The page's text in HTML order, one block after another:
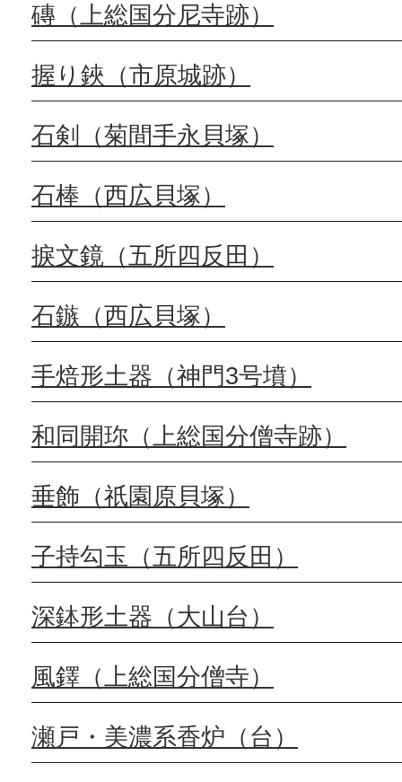
磚（上総国分尼寺跡）
握り鋏（市原城跡）
石剣（菊間手永貝塚）
石棒（西広貝塚）
捩文鏡（五所四反田）
石鏃（西広貝塚）
手焙形土器（神門3号墳）
和同開珎（上総国分僧寺跡）
垂飾（祇園原貝塚）
子持勾玉（五所四反田）
深鉢形土器（大山台）
風鐸（上総国分僧寺）
瀬戸・美濃系香炉（台）